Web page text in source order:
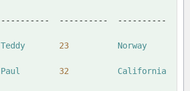
---------- ----------
----------
Teddy 23
Norway
Paul 32
California